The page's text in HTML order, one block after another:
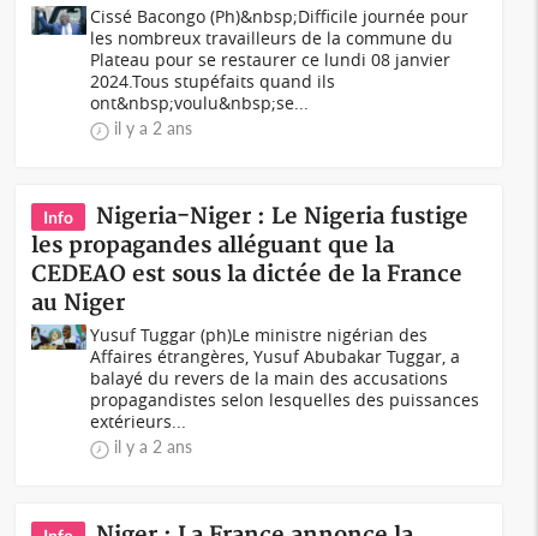
Cissé Bacongo (Ph)&nbsp;Difficile journée pour
les nombreux travailleurs de la commune du
Plateau pour se restaurer ce lundi 08 janvier
2024.Tous stupéfaits quand ils
ont&nbsp;voulu&nbsp;se...
il y a 2 ans
Info
Nigeria-Niger : Le Nigeria fustige
les propagandes alléguant que la
CEDEAO est sous la dictée de la France
au Niger
Yusuf Tuggar (ph)Le ministre nigérian des
Affaires étrangères, Yusuf Abubakar Tuggar, a
balayé du revers de la main des accusations
propagandistes selon lesquelles des puissances
extérieurs...
il y a 2 ans